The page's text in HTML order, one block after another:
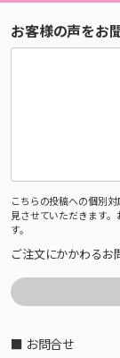
お客様の声をお
こちらの投稿への個別
見させていただきます
す。
ご注文にかかわるお
■ お問合せ